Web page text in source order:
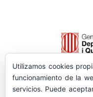
Utilizamos cookies
funcionamiento de la
servicios. Puede